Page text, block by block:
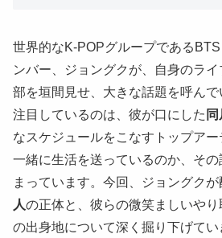
世界的なK-POPグループである
ンバー、ジョングクが、自身のラ
部を垣間見せ、大きな話題を呼ん
注目しているのは、彼が口にした
なスケジュールをこなすトップア
一緒に生活を送っているのか、そ
まっています。今回、ジョングク
人の正体と、彼らの微笑ましいや
の出身地について深く掘り下げて